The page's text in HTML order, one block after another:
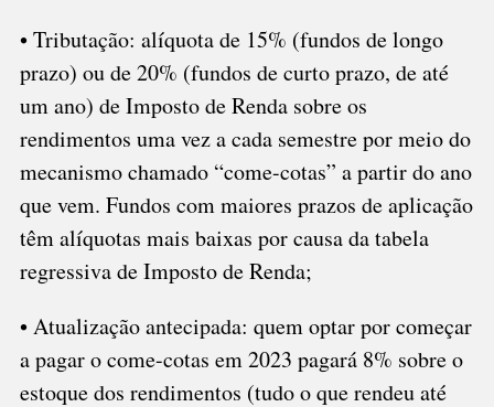
• Tributação: alíquota de 15% (fundos de longo
prazo) ou de 20% (fundos de curto prazo, de até
um ano) de Imposto de Renda sobre os
rendimentos uma vez a cada semestre por meio do
mecanismo chamado “come-cotas” a partir do ano
que vem. Fundos com maiores prazos de aplicação
têm alíquotas mais baixas por causa da tabela
regressiva de Imposto de Renda;
• Atualização antecipada: quem optar por começar
a pagar o come-cotas em 2023 pagará 8% sobre o
estoque dos rendimentos (tudo o que rendeu até